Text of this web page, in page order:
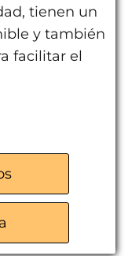
tienen un
y también
facilitar el